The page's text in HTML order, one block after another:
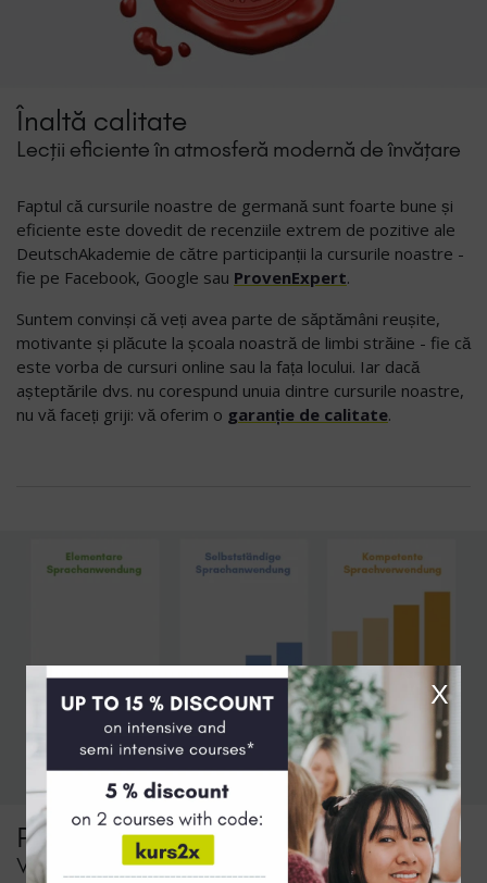
Înaltă calitate
Lecții eficiente în atmosferă modernă de învățare
Faptul că cursurile noastre de germană sunt foarte bune și
eficiente este dovedit de recenziile extrem de pozitive ale
DeutschAkademie de către participanții la cursurile noastre -
fie pe Facebook, Google sau ProvenExpert.
Suntem convinși că veți avea parte de săptămâni reușite,
motivante și plăcute la școala noastră de limbi străine - fie că
este vorba de cursuri online sau la fața locului. Iar dacă
așteptările dvs. nu corespund unuia dintre cursurile noastre,
nu vă faceți griji: vă oferim o garanție de calitate.
Plasare precisă
Vom găsi cursul de germană potrivit pentru tine
X